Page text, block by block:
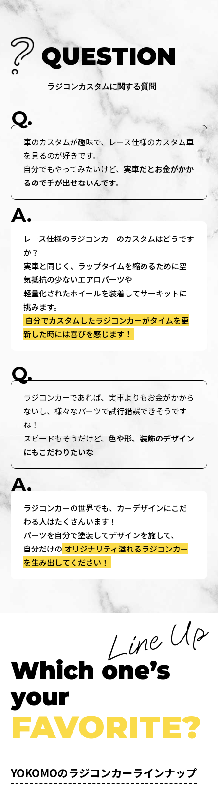
QUESTION
ラジコンカスタムに関する質問
車のカスタムが趣味で、レース仕様のカスタム車
を見るのが好きです。
自分でもやってみたいけど、 実車だとお金がかか
るので手が出せないんです。
レース仕様のラジコンカーのカスタムはどうです
か？
実車と同じく、ラップタイムを縮めるために空
気抵抗の少ないエアロパーツや
軽量化されたホイールを装着してサーキットに
挑みます。
自分でカスタムしたラジコンカーがタイムを更
新した時には喜びを感じます！
ラジコンカーであれば、実車よりもお金がかから
ないし、様々なパーツで試行錯誤できそうです
ね！
スピードもそうだけど、色や形、装飾のデザイン
にもこだわりたいな
ラジコンカーの世界でも、カーデザインにこだ
わる人はたくさんいます！
パーツを自分で塗装してデザインを施して、
自分だけの オリジナリティ溢れるラジコンカー
を生み出してください！
Which one’s
your
FAVORITE?
YOKOMOのラジコンカーラインナップ